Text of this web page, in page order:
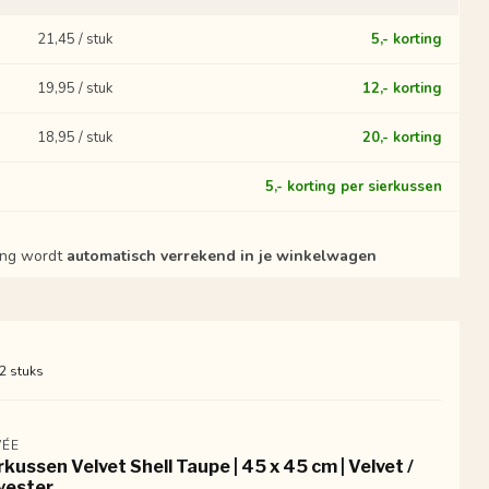
21,45 / stuk 5,- korting
19,95 / stuk 12,- korting
18,95 / stuk 20,- korting
5,- korting per sierkussen
wordt automatisch verrekend in je winkelwagen
stuks
Velvet Shell Taupe | 45 x 45 cm | Velvet /